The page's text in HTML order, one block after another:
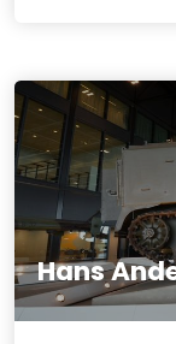
Hans